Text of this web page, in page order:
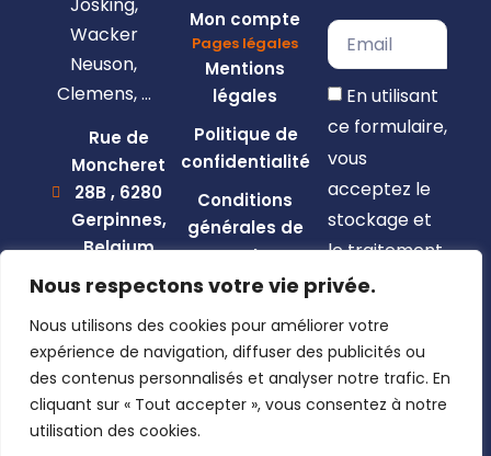
Nous respectons votre vie privée.
Nous utilisons des cookies pour améliorer votre
expérience de navigation, diffuser des publicités ou
des contenus personnalisés et analyser notre trafic. En
cliquant sur « Tout accepter », vous consentez à notre
utilisation des cookies.
Wacker
Neuson,
Clemens, …
Rue de
Moncheret
28B , 6280
Gerpinnes,
Belgium
+32 492
marcellin@gerpiagri.be
BE
0793.946.582
Mon compte
Pages légales
Mentions
légales
Politique de
confidentialité
Conditions
générales de
vente
En utilisant
ce formulaire,
vous
acceptez le
stockage et
le traitement
de vos
ce site web.
S'inscrire